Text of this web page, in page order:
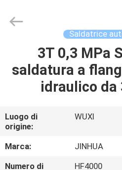
PRODOTTI
CIRCA
NOI
GIRO
JINHUA
Rights
Reserved.
Developed
ECER
Saldatrice
3T 0,3 MPa
saldatura a
idraulico da
Luogo di
origine:
WUXI
Marca:
JINHUA
Numero di
HF4000